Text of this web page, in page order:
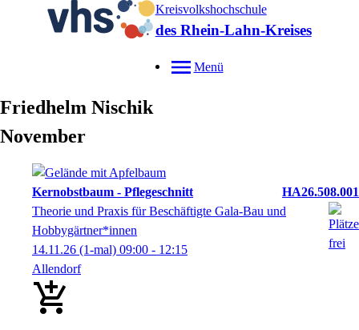
Kreisvolkshochschule
des Rhein-Lahn-Kreises
Menü
Friedhelm Nischik
November
Kernobstbaum - Pflegeschnitt
HA26.508.001
Theorie und Praxis für Beschäftigte Gala-Bau und
Hobbygärtner*innen
14.11.26 (1-mal) 09:00 - 12:15
Allendorf